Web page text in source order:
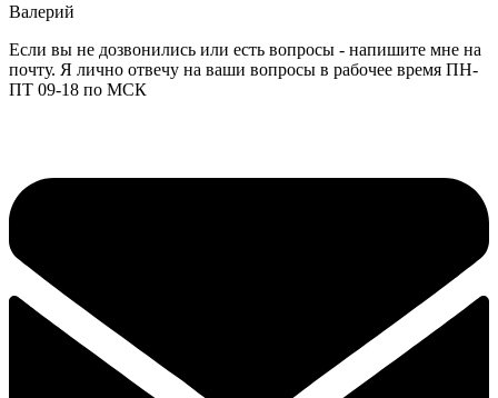
Валерий
Если вы не дозвонились или есть вопросы - напишите мне на
почту. Я лично отвечу на ваши вопросы в рабочее время ПН-
ПТ 09-18 по МСК